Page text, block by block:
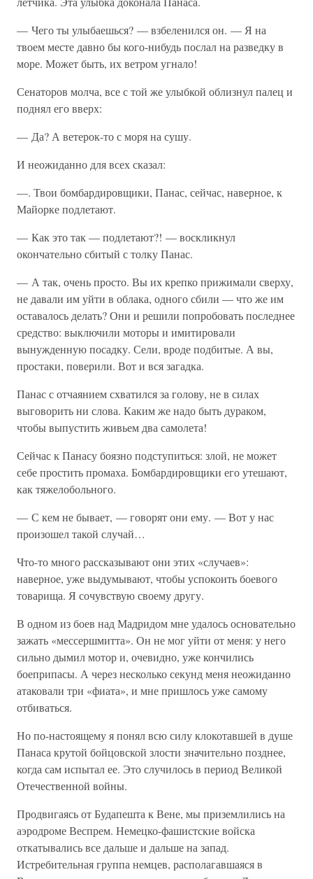
— Чего ты улыбаешься? — взбеленился он. — Я на
твоем месте давно бы кого-нибудь послал на разведку в
море. Может быть, их ветром угнало!
Сенаторов молча, все с той же улыбкой облизнул палец и
поднял его вверх:
— Да? А ветерок-то с моря на сушу.
И неожиданно для всех сказал:
—. Твои бомбардировщики, Панас, сейчас, наверное, к
Майорке подлетают.
— Как это так — подлетают?! — воскликнул
окончательно сбитый с толку Панас.
— А так, очень просто. Вы их крепко прижимали сверху,
не давали им уйти в облака, одного сбили — что же им
оставалось делать? Они и решили попробовать последнее
средство: выключили моторы и имитировали
вынужденную посадку. Сели, вроде подбитые. А вы,
простаки, поверили. Вот и вся загадка.
Панас с отчаянием схватился за голову, не в силах
выговорить ни слова. Каким же надо быть дураком,
чтобы выпустить живьем два самолета!
Сейчас к Панасу боязно подступиться: злой, не может
себе простить промаха. Бомбардировщики его утешают,
как тяжелобольного.
— С кем не бывает, — говорят они ему. — Вот у нас
произошел такой случай…
Что-то много рассказывают они этих «случаев»:
наверное, уже выдумывают, чтобы успокоить боевого
товарища. Я сочувствую своему другу.
В одном из боев над Мадридом мне удалось основательно
зажать «мессершмитта». Он не мог уйти от меня: у него
сильно дымил мотор и, очевидно, уже кончились
боеприпасы. А через несколько секунд меня неожиданно
атаковали три «фиата», и мне пришлось уже самому
отбиваться.
Но по-настоящему я понял всю силу клокотавшей в душе
Панаса крутой бойцовской злости значительно позднее,
когда сам испытал ее. Это случилось в период Великой
Отечественной войны.
Продвигаясь от Будапешта к Вене, мы приземлились на
аэродроме Веспрем. Немецко-фашистские войска
откатывались все дальше и дальше на запад.
Истребительная группа немцев, располагавшаяся в